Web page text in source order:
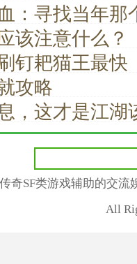
：寻找当年那
该注意什么？
钉耙猫王最快
攻略
，这才是江湖
奇SF类游戏辅助的交
All